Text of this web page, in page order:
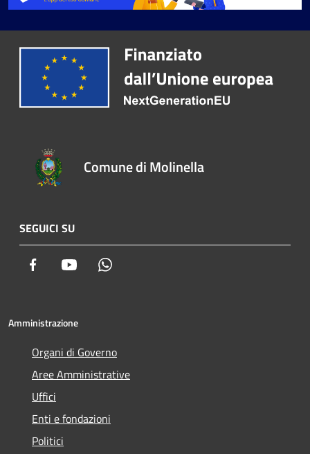
Comune di Molinella
SEGUICI SU
Facebook Youtube
Amministrazione
Organi di Governo
Aree Amministrative
Uffici
Enti e fondazioni
Politici